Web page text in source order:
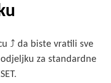
⤴ da biste vratili sve
za standardne